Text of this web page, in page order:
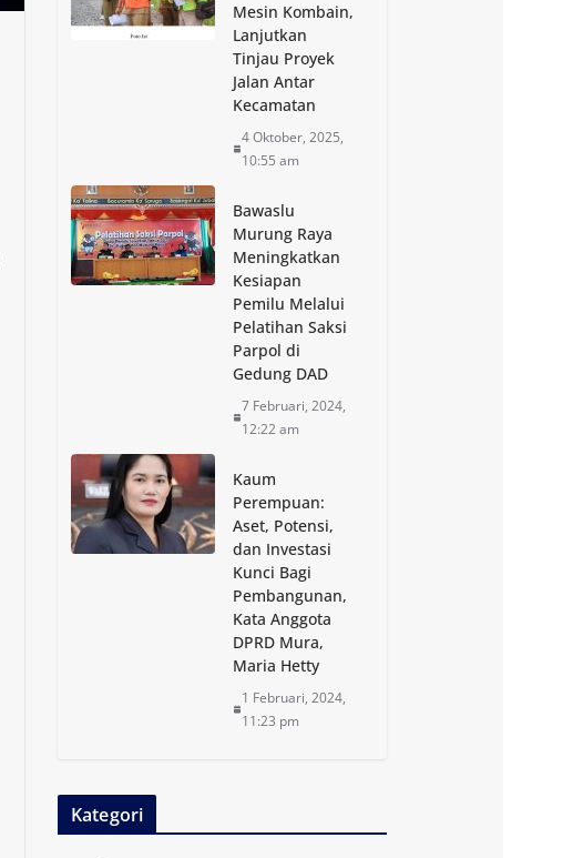
Mesin Kombain,
Lanjutkan
Tinjau Proyek
Jalan Antar
Kecamatan
4 Oktober, 2025,
10:55 am
Bawaslu
Murung Raya
Meningkatkan
Kesiapan
Pemilu Melalui
Pelatihan Saksi
Parpol di
Gedung DAD
7 Februari, 2024,
12:22 am
Kaum
Perempuan:
Aset, Potensi,
dan Investasi
Kunci Bagi
Pembangunan,
Kata Anggota
DPRD Mura,
Maria Hetty
1 Februari, 2024,
11:23 pm
Kategori